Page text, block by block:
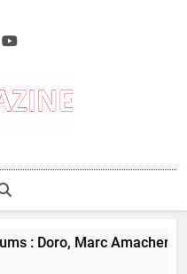
: Doro, Marc Amacher et